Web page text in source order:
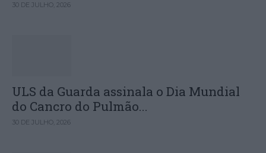
30 DE JULHO, 2026
ULS da Guarda assinala o Dia Mundial
do Cancro do Pulmão...
30 DE JULHO, 2026